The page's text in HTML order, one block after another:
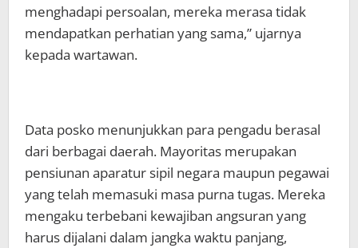
menghadapi persoalan, mereka merasa tidak
mendapatkan perhatian yang sama,” ujarnya
kepada wartawan.
Data posko menunjukkan para pengadu berasal
dari berbagai daerah. Mayoritas merupakan
pensiunan aparatur sipil negara maupun pegawai
yang telah memasuki masa purna tugas. Mereka
mengaku terbebani kewajiban angsuran yang
harus dijalani dalam jangka waktu panjang,